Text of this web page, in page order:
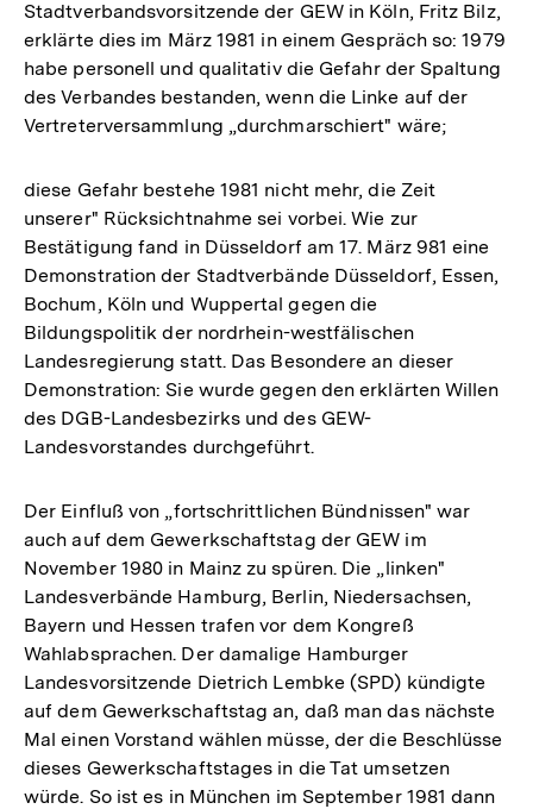
Stadtverbandsvorsitzende der GEW in Köln, Fritz Bilz,
erklärte dies im März 1981 in einem Gespräch so: 1979
habe personell und qualitativ die Gefahr der Spaltung
des Verbandes bestanden, wenn die Linke auf der
Vertreterversammlung „durchmarschiert" wäre;
diese Gefahr bestehe 1981 nicht mehr, die Zeit
unserer" Rücksichtnahme sei vorbei. Wie zur
Bestätigung fand in Düsseldorf am 17. März 981 eine
Demonstration der Stadtverbände Düsseldorf, Essen,
Bochum, Köln und Wuppertal gegen die
Bildungspolitik der nordrhein-westfälischen
Landesregierung statt. Das Besondere an dieser
Demonstration: Sie wurde gegen den erklärten Willen
des DGB-Landesbezirks und des GEW-
Landesvorstandes durchgeführt.
Der Einfluß von „fortschrittlichen Bündnissen" war
auch auf dem Gewerkschaftstag der GEW im
November 1980 in Mainz zu spüren. Die „linken"
Landesverbände Hamburg, Berlin, Niedersachsen,
Bayern und Hessen trafen vor dem Kongreß
Wahlabsprachen. Der damalige Hamburger
Landesvorsitzende Dietrich Lembke (SPD) kündigte
auf dem Gewerkschaftstag an, daß man das nächste
Mal einen Vorstand wählen müsse, der die Beschlüsse
dieses Gewerkschaftstages in die Tat umsetzen
würde. So ist es in München im September 1981 dann